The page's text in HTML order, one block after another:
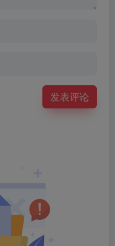
发表评论